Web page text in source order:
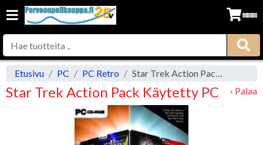
Etusivu PC PC Retro Star Trek Action Pack Käytetty PC
Star Trek Action Pack Käytetty PC ‹ Palaa